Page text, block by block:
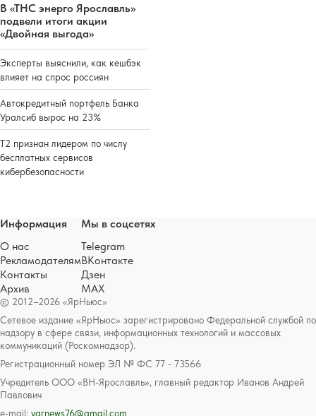
В «ТНС энерго Ярославль»
подвели итоги акции
«Двойная выгода»
Эксперты выяснили, как кешбэк
влияет на спрос россиян
Автокредитный портфель Банка
Уралсиб вырос на 23%
Т2 признан лидером по числу
бесплатных сервисов
кибербезопасности
© 2012–2026 «ЯрНьюс»
Сетевое издание «ЯрНьюс» зарегистрировано Федеральной службой по
надзору в сфере связи, информационных технологий и массовых
коммуникаций (Роскомнадзор).
Регистрационный номер ЭЛ № ФС 77 - 73566
Учредитель ООО «ВН-Ярославль», главный редактор Иванов Андрей
Павлович
e-mail: yarnews76@gmail.com
Информация
О нас
Рекламодателям
Контакты
Архив
Мы в соцсетях
Telegram
ВКонтакте
Дзен
MAX